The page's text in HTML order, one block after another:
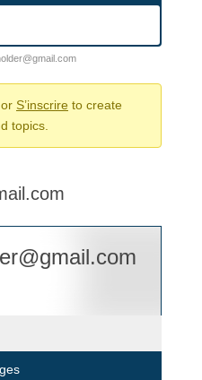
S’inscrire to create
topics.